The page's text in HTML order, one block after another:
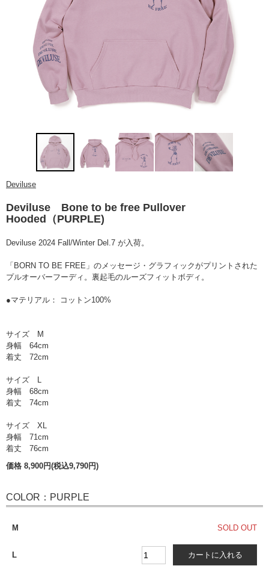
Deviluse
Deviluse Bone to be free Pullover
Hooded（PURPLE)
Deviluse 2024 Fall/Winter Del.7 が入荷。
「BORN TO BE FREE」のメッセージ・グラフィックがプリントされた
プルオーバーフーディ。裏起毛のルーズフィットボディ。
●マテリアル： コットン100%
サイズ M
身幅 64cm
着丈 72cm
サイズ L
身幅 68cm
着丈 74cm
サイズ XL
身幅 71cm
着丈 76cm
価格 8,900円(税込9,790円)
COLOR：PURPLE
M SOLD OUT
L